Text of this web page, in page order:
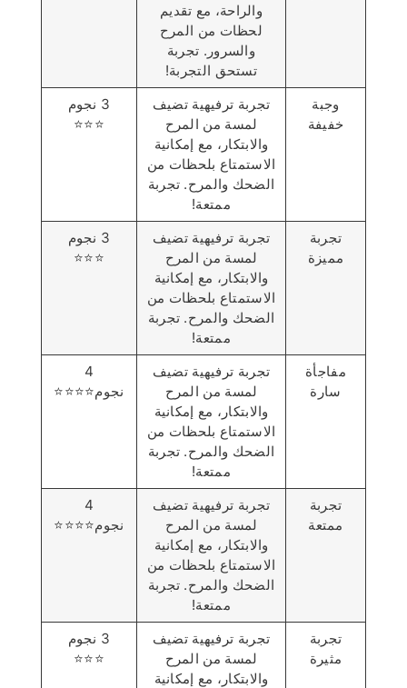
والراحة، مع تقديم
لحظات من المرح
والسرور. تجربة
تستحق التجربة!
وجبة
خفيفة
تجربة ترفيهية تضيف
لمسة من المرح
والابتكار، مع إمكانية
الاستمتاع بلحظات من
الضحك والمرح. تجربة
ممتعة!
3 نجوم
⭐️⭐️⭐️
تجربة
مميزة
تجربة ترفيهية تضيف
لمسة من المرح
والابتكار، مع إمكانية
الاستمتاع بلحظات من
الضحك والمرح. تجربة
ممتعة!
3 نجوم
⭐️⭐️⭐️
مفاجأة
سارة
تجربة ترفيهية تضيف
لمسة من المرح
والابتكار، مع إمكانية
الاستمتاع بلحظات من
الضحك والمرح. تجربة
ممتعة!
4
نجوم⭐️⭐️⭐️⭐️
تجربة
ممتعة
تجربة ترفيهية تضيف
لمسة من المرح
والابتكار، مع إمكانية
الاستمتاع بلحظات من
الضحك والمرح. تجربة
ممتعة!
4
نجوم⭐️⭐️⭐️⭐️
تجربة
مثيرة
تجربة ترفيهية تضيف
لمسة من المرح
والابتكار، مع إمكانية
3 نجوم
⭐️⭐️⭐️